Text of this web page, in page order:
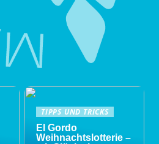
TIPPS UND TRICKS
El Gordo
Weihnachtslotterie –